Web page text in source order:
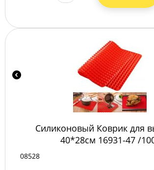
Силиконовый Коврик для
40*28см 16931-47 /
08528